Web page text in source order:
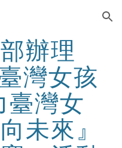
Skip to navigation
辦理
灣女孩
臺灣女
未來』